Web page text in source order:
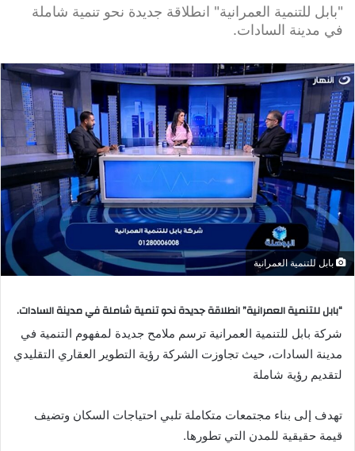
"بابل للتنمية العمرانية" انطلاقة جديدة نحو تنمية شاملة
في مدينة السادات.
بابل للتنمية العمرانية
“بابل للتنمية العمرانية” انطلاقة جديدة نحو تنمية شاملة في مدينة السادات.
شركة بابل للتنمية العمرانية ترسم ملامح جديدة لمفهوم التنمية في
مدينة السادات، حيث تجاوزت الشركة رؤية التطوير العقاري التقليدي
لتقديم رؤية شاملة
تهدف إلى بناء مجتمعات متكاملة تلبي احتياجات السكان وتضيف
قيمة حقيقية للمدن التي تطورها.